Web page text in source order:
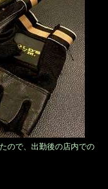
ので、出勤後の店内での